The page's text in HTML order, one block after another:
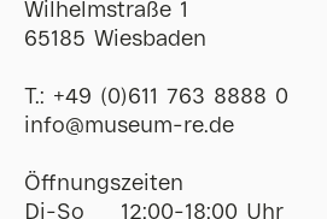
Wilhelmstraße 1
65185 Wiesbaden
T.: +49 (0)611 763 8888 0
ofni@museum-re de
Öffnungszeiten
Di-So
12:00-18:00 Uhr